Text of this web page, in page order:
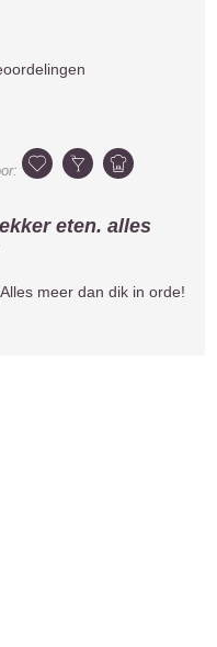
eten. alles
meer dan dik in orde!